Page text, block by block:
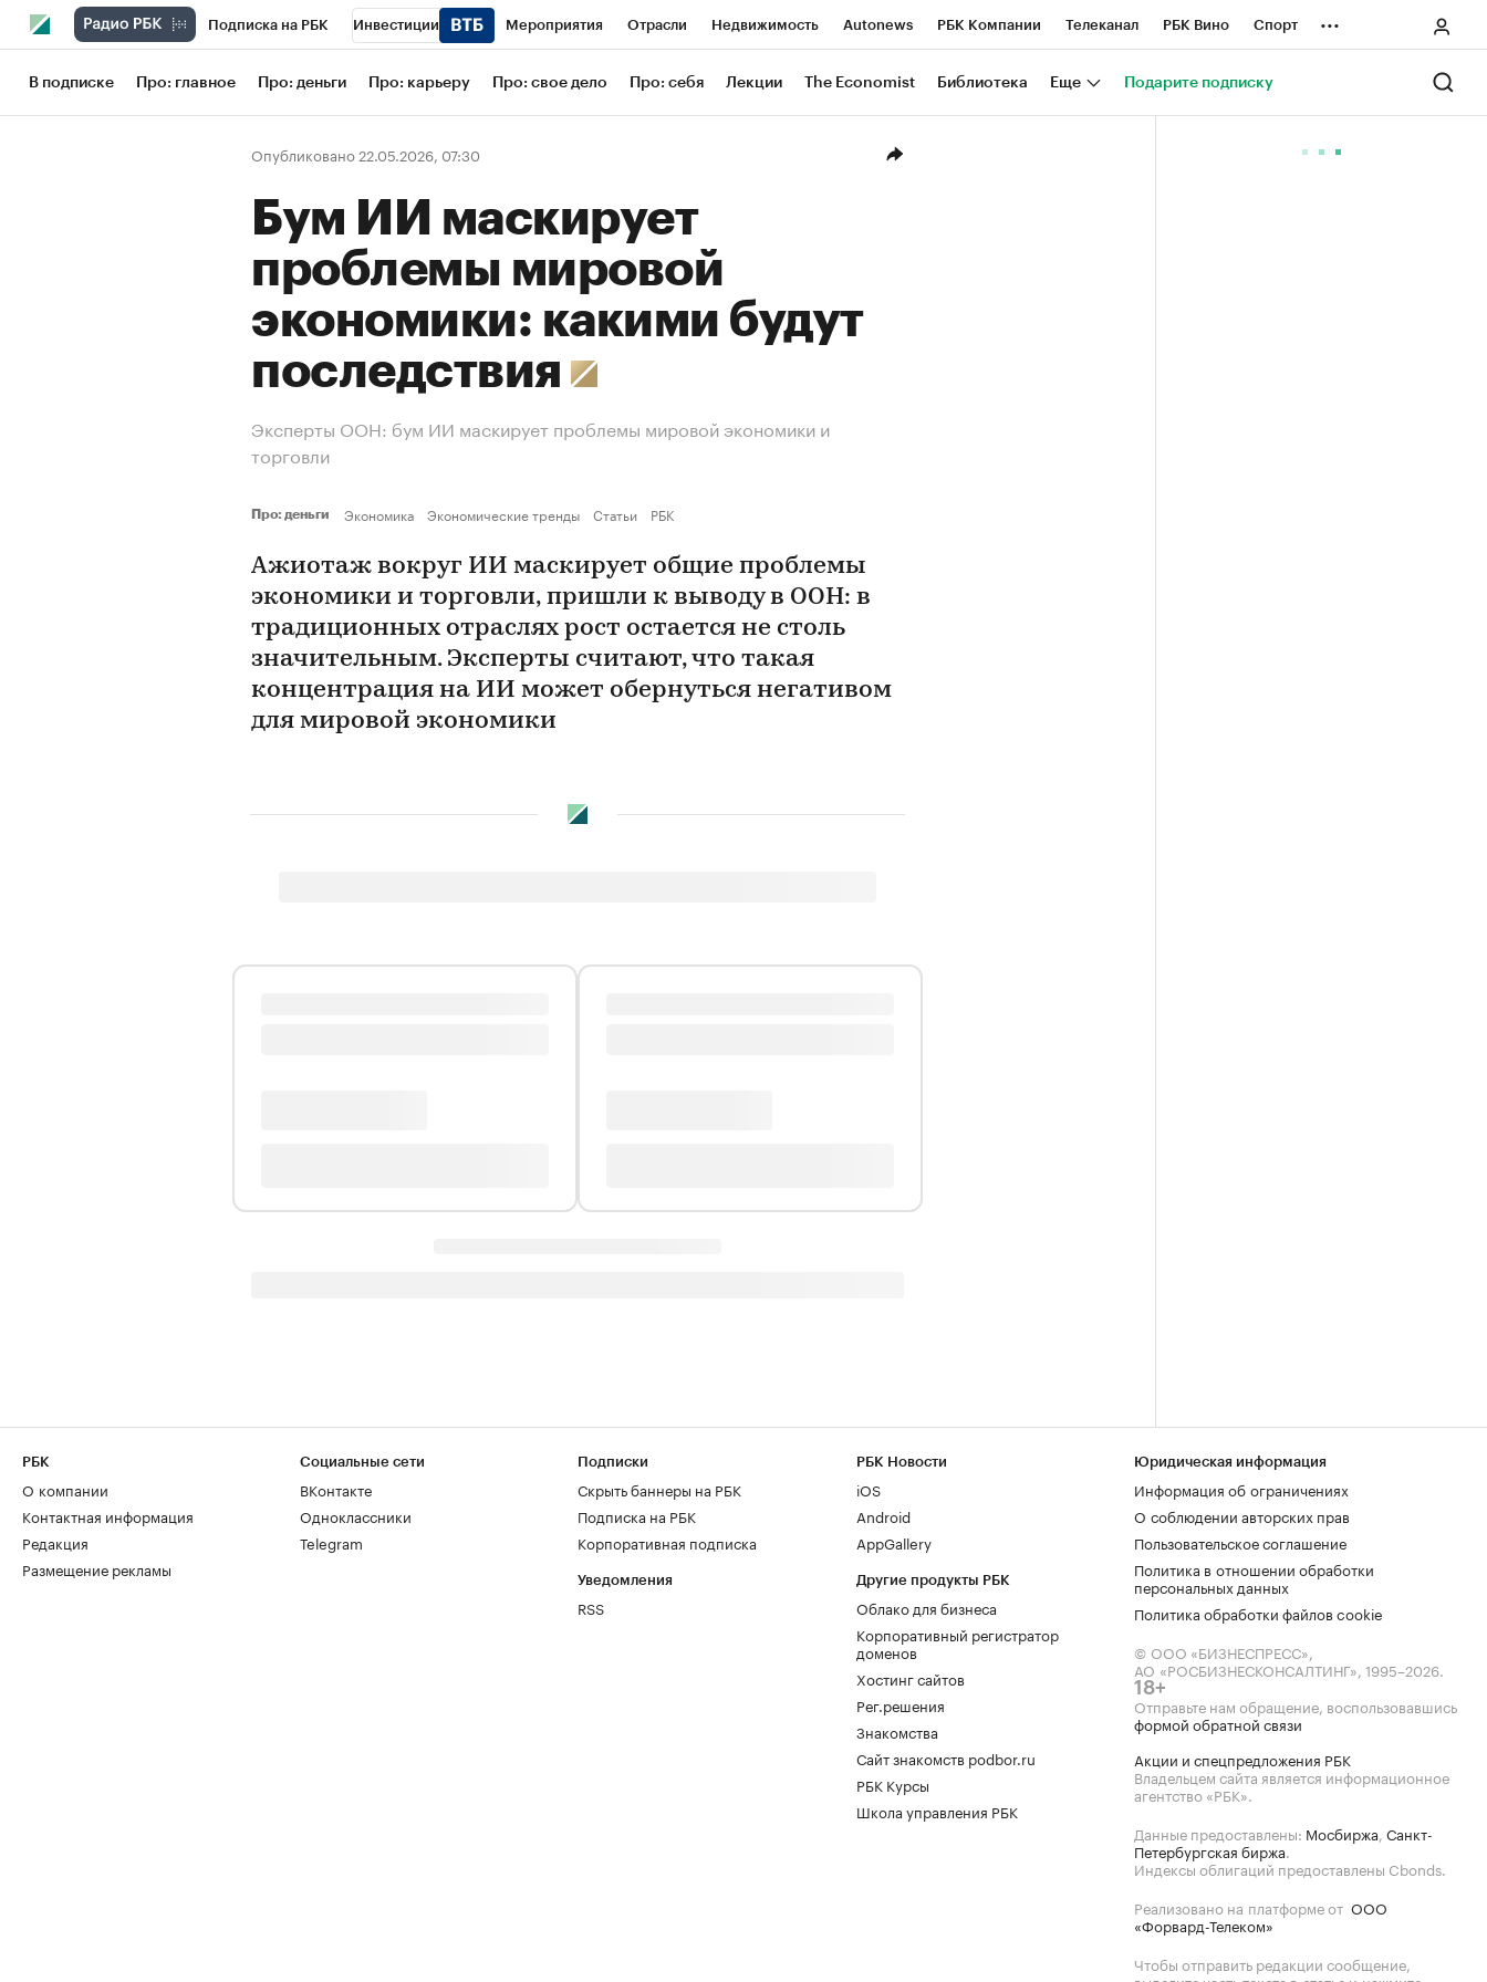
Подписка на РБК Инвестиции Мероприятия Отрасли Недвижимость Autonews РБК Компании Телеканал РБК Вино Спорт
Школа управления РБК РБК Образование РБК Life Тренды Визионеры Национальные проекты Город
Рынок наличной валюты
...
В подписке Про: главное Про: деньги Про: карьеру Про: свое дело Про: себя Лекции The Economist Библиотека Еще Подарите подписку
Опубликовано 22.05.2026, 07:30
Бум ИИ маскирует
проблемы мировой
экономики: какими будут
последствия
Эксперты ООН: бум ИИ маскирует проблемы мировой экономики и
торговли
Про: деньги Экономика Экономические тренды Статьи РБК
Ажиотаж вокруг ИИ маскирует общие проблемы
экономики и торговли, пришли к выводу в ООН: в
традиционных отраслях рост остается не столь
значительным. Эксперты считают, что такая
концентрация на ИИ может обернуться негативом
для мировой экономики
РБК
О компании
Контактная информация
Редакция
Размещение рекламы
Социальные сети
ВКонтакте
Одноклассники
Telegram
Подписки
Скрыть баннеры на РБК
Подписка на РБК
Корпоративная подписка
Уведомления
RSS
РБК Новости
iOS
Android
AppGallery
Другие продукты РБК
Облако для бизнеса
Корпоративный регистратор
доменов
Хостинг сайтов
Рег.решения
Знакомства
Сайт знакомств podbor.ru
РБК Курсы
Школа управления РБК
Юридическая информация
Информация об ограничениях
О соблюдении авторских прав
Пользовательское соглашение
Политика в отношении обработки
персональных данных
Политика обработки файлов cookie
© ООО «БИЗНЕСПРЕСС»,
АО «РОСБИЗНЕСКОНСАЛТИНГ», 1995–2026.
18+
Отправьте нам обращение, воспользовавшись
формой обратной связи
Акции и спецпредложения РБК
Владельцем сайта является информационное
агентство «РБК».
Данные предоставлены: Мосбиржа, Санкт-
Петербургская биржа.
Индексы облигаций предоставлены Cbonds.
Реализовано на платформе от ООО
«Форвард-Телеком»
Чтобы отправить редакции сообщение,